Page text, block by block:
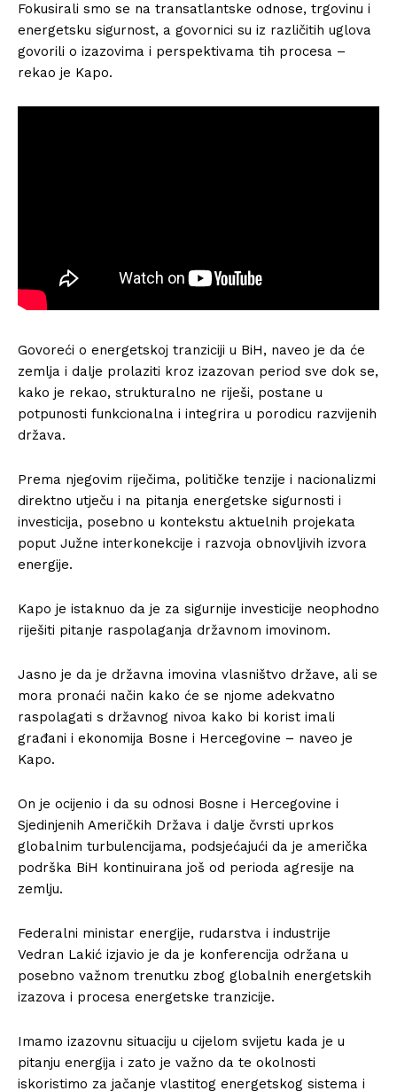
Fokusirali smo se na transatlantske odnose, trgovinu i
energetsku sigurnost, a govornici su iz različitih uglova
govorili o izazovima i perspektivama tih procesa –
rekao je Kapo.
Govoreći o energetskoj tranziciji u BiH, naveo je da će
zemlja i dalje prolaziti kroz izazovan period sve dok se,
kako je rekao, strukturalno ne riješi, postane u
potpunosti funkcionalna i integrira u porodicu razvijenih
država.
Prema njegovim riječima, političke tenzije i nacionalizmi
direktno utječu i na pitanja energetske sigurnosti i
investicija, posebno u kontekstu aktuelnih projekata
poput Južne interkonekcije i razvoja obnovljivih izvora
energije.
Kapo je istaknuo da je za sigurnije investicije neophodno
riješiti pitanje raspolaganja državnom imovinom.
Jasno je da je državna imovina vlasništvo države, ali se
mora pronaći način kako će se njome adekvatno
raspolagati s državnog nivoa kako bi korist imali
građani i ekonomija Bosne i Hercegovine – naveo je
Kapo.
On je ocijenio i da su odnosi Bosne i Hercegovine i
Sjedinjenih Američkih Država i dalje čvrsti uprkos
globalnim turbulencijama, podsjećajući da je američka
podrška BiH kontinuirana još od perioda agresije na
zemlju.
Federalni ministar energije, rudarstva i industrije
Vedran Lakić izjavio je da je konferencija održana u
posebno važnom trenutku zbog globalnih energetskih
izazova i procesa energetske tranzicije.
Imamo izazovnu situaciju u cijelom svijetu kada je u
pitanju energija i zato je važno da te okolnosti
iskoristimo za jačanje vlastitog energetskog sistema i